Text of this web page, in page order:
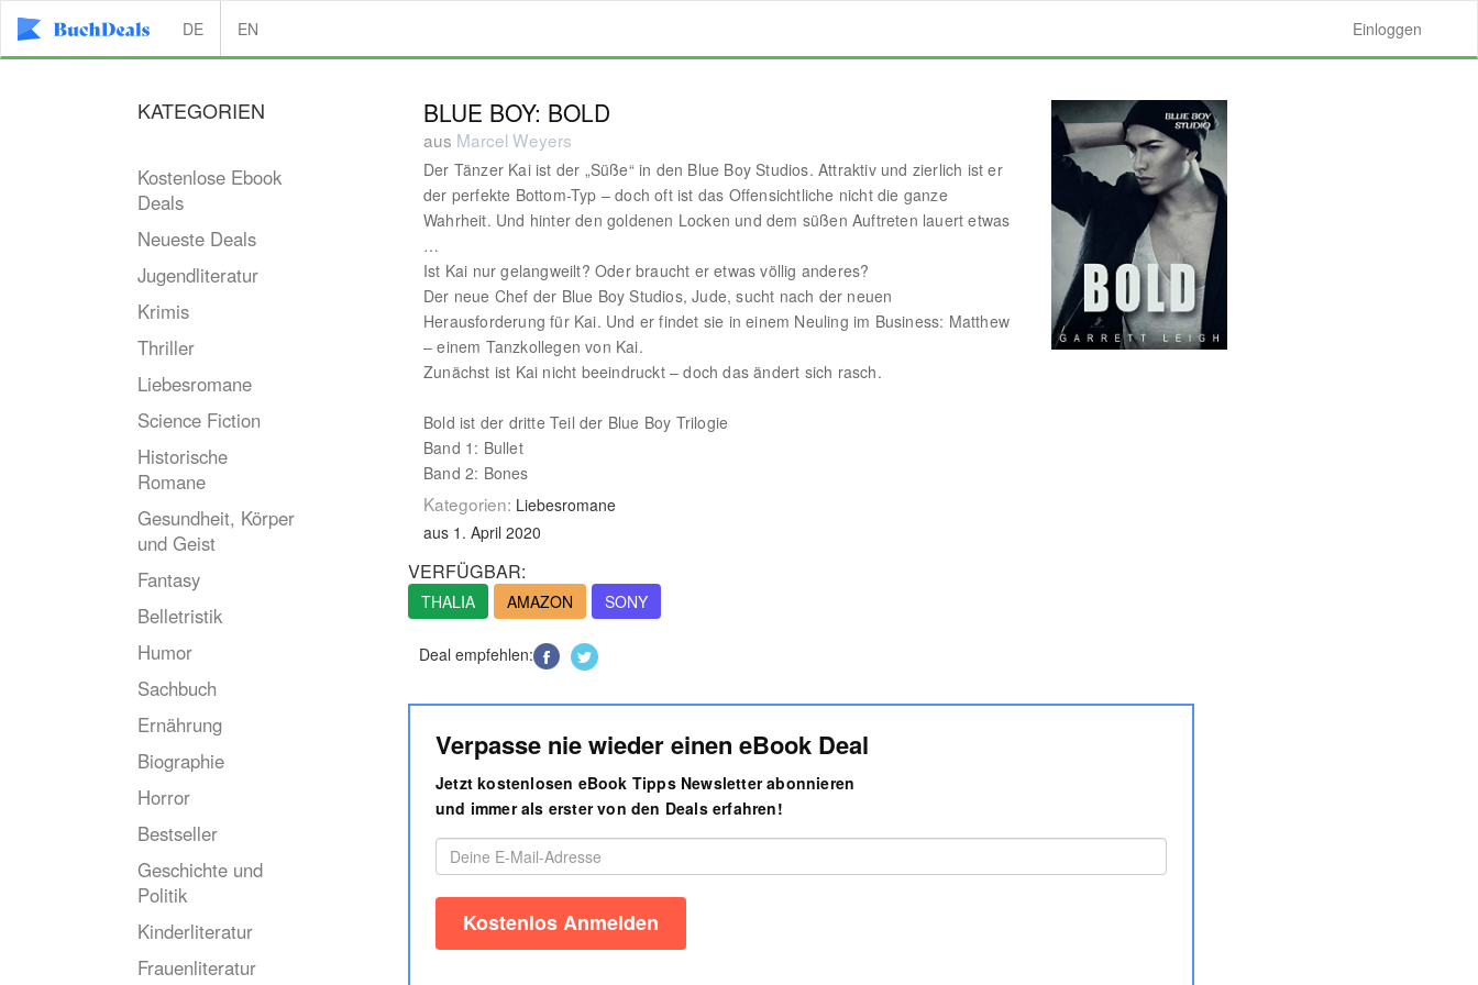
DE EN Einloggen
KATEGORIEN
Kostenlose Ebook
Deals
Neueste Deals
Jugendliteratur
Krimis
Thriller
Liebesromane
Science Fiction
Historische
Romane
Gesundheit, Körper
und Geist
Fantasy
Belletristik
Humor
Sachbuch
Ernährung
Biographie
Horror
Bestseller
Geschichte und
Politik
Kinderliteratur
Frauenliteratur
BLUE BOY: BOLD
aus Marcel Weyers
Der Tänzer Kai ist der „Süße“ in den Blue Boy Studios. Attraktiv und zierlich ist er
der perfekte Bottom-Typ – doch oft ist das Offensichtliche nicht die ganze
Wahrheit. Und hinter den goldenen Locken und dem süßen Auftreten lauert etwas
…
Ist Kai nur gelangweilt? Oder braucht er etwas völlig anderes?
Der neue Chef der Blue Boy Studios, Jude, sucht nach der neuen
Herausforderung für Kai. Und er findet sie in einem Neuling im Business: Matthew
– einem Tanzkollegen von Kai.
Zunächst ist Kai nicht beeindruckt – doch das ändert sich rasch.
Bold ist der dritte Teil der Blue Boy Trilogie
Band 1: Bullet
Band 2: Bones
Kategorien: Liebesromane
aus 1. April 2020
VERFÜGBAR:
THALIA AMAZON SONY
Deal empfehlen:
Verpasse nie wieder einen eBook Deal
Jetzt kostenlosen eBook Tipps Newsletter abonnieren
und immer als erster von den Deals erfahren!